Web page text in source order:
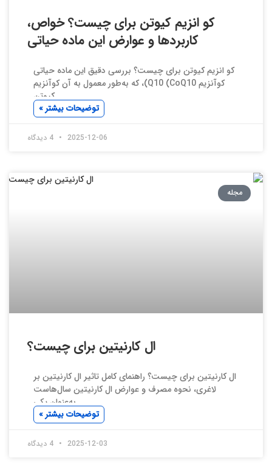
کو انزیم کیوتن برای چیست؟ خواص،
کاربردها و عوارض این ماده حیاتی
کو انزیم کیوتن برای چیست؟ بررسی دقیق این ماده حیاتی
کوآنزیم Q10 (CoQ10)، که به‌طور معمول به آن کوآنزیم
کیوتن
توضیحات بیشتر »
2025-12-06
مجله
ال کارنیتین برای چیست؟
ال کارنیتین برای چیست؟ راهنمای کامل تاثیر ال کارنیتین بر
لاغری، نحوه مصرف و عوارض ال کارنیتین سال‌هاست
به‌عنوان یکی
توضیحات بیشتر »
2025-12-03